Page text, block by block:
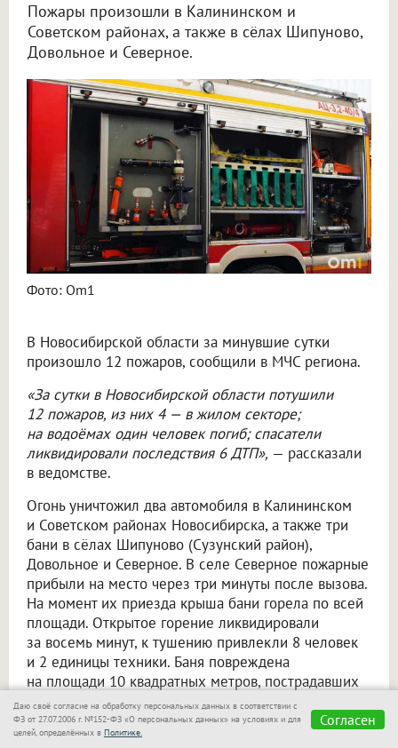
Пожары произошли в Калининском и
Советском районах, а также в сёлах Шипуново,
Довольное и Северное.
Фото: Om1
В Новосибирской области за минувшие сутки
произошло 12 пожаров, сообщили в МЧС региона.
«За сутки в Новосибирской области потушили
12 пожаров, из них 4 — в жилом секторе;
на водоёмах один человек погиб; спасатели
ликвидировали последствия 6 ДТП», — рассказали
в ведомстве.
Огонь уничтожил два автомобиля в Калининском
и Советском районах Новосибирска, а также три
бани в сёлах Шипуново (Сузунский район),
Довольное и Северное. В селе Северное пожарные
прибыли на место через три минуты после вызова.
На момент их приезда крыша бани горела по всей
площади. Открытое горение ликвидировали
за восемь минут, к тушению привлекли 8 человек
и 2 единицы техники. Баня повреждена
на площади 10 квадратных метров, пострадавших
нет.
Спасатели напоминают: проверяйте
Даю своё согласие на обработку персональных данных в соответствии с
ФЗ от 27.07.2006 г. №152-ФЗ «О персональных данных» на условиях и для
целей, определённых в Политике.
Согласен